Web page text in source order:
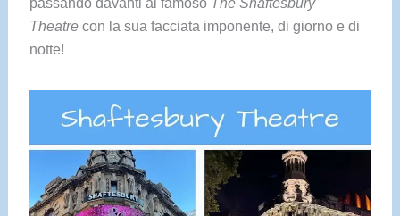
Theatrecon la sua facciata imponente, di giorno e di
notte!